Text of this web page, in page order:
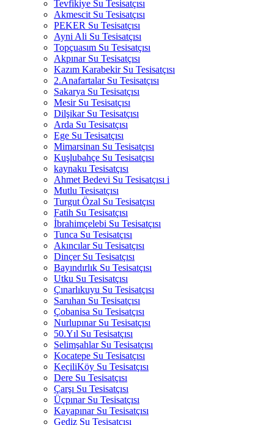
Tevfikiye Su Tesisatçısı
Akmescit Su Tesisatçısı
PEKER Su Tesisatçısı
Ayni Ali Su Tesisatçısı
Topçuasım Su Tesisatçısı
Akpınar Su Tesisatçısı
Kazım Karabekir Su Tesisatçısı
2.Anafartalar Su Tesisatçısı
Sakarya Su Tesisatçısı
Mesir Su Tesisatçısı
Dilşikar Su Tesisatçısı
Arda Su Tesisatçısı
Ege Su Tesisatçısı
Mimarsinan Su Tesisatçısı
Kuşlubahçe Su Tesisatçısı
kaynaku Tesisatçısı
Ahmet Bedevi Su Tesisatçısı i
Mutlu Tesisatçısı
Turgut Özal Su Tesisatçısı
Fatih Su Tesisatçısı
İbrahimçelebi Su Tesisatçısı
Tunca Su Tesisatçısı
Akıncılar Su Tesisatçısı
Dinçer Su Tesisatçısı
Bayındırlık Su Tesisatçısı
Utku Su Tesisatçısı
Çınarlıkuyu Su Tesisatçısı
Saruhan Su Tesisatçısı
Çobanisa Su Tesisatçısı
Nurlupınar Su Tesisatçısı
50.Yıl Su Tesisatçısı
Selimşahlar Su Tesisatçısı
Kocatepe Su Tesisatçısı
KeçiliKöy Su Tesisatçısı
Dere Su Tesisatçısı
Çarşı Su Tesisatçısı
Üçpınar Su Tesisatçısı
Kayapınar Su Tesisatçısı
Gediz Su Tesisatçısı